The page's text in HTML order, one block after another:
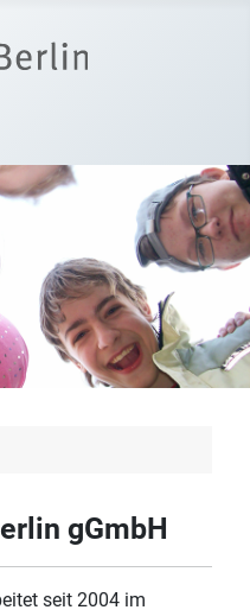
gGmbH
seit 2004 im